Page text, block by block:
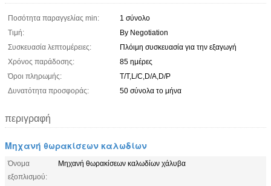
Ποσότητα παραγγελίας min:
1 σύνολο
Τιμή:
By Negotiation
Συσκευασία λεπτομέρειες:
Πλόιμη συσκευασία για την εξαγωγή
Χρόνος παράδοσης:
85 ημέρες
Όροι πληρωμής:
T/T,L/C,D/A,D/P
Δυνατότητα προσφοράς:
50 σύνολα το μήνα
περιγραφή
Μηχανή θωρακίσεων καλωδίων
Όνομα
εξοπλισμού:
Μηχανή θωρακίσεων καλωδίων χάλυβα